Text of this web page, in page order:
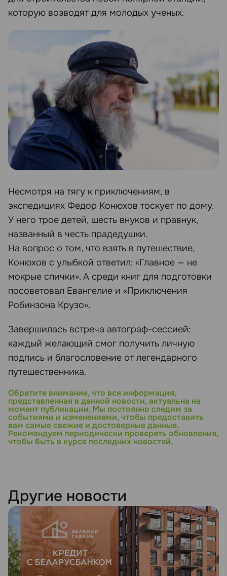
которую возводят для молодых ученых.
Несмотря на тягу к приключениям, в
экспедициях Федор Конюхов тоскует по дому.
У него трое детей, шесть внуков и правнук,
названный в честь прадедушки.
На вопрос о том, что взять в путешествие,
Конюхов с улыбкой ответил: «Главное — не
мокрые спички». А среди книг для подготовки
посоветовал Евангелие и «Приключения
Робинзона Крузо».
Завершилась встреча автограф-сессией:
каждый желающий смог получить личную
подпись и благословение от легендарного
путешественника.
Обратите внимание, что вся информация,
представленная в данной новости, актуальна на
момент публикации. Мы постоянно следим за
событиями и изменениями, чтобы предоставить
вам самые свежие и достоверные данные.
Рекомендуем периодически проверять обновления,
чтобы быть в курсе последних новостей.
Другие новости